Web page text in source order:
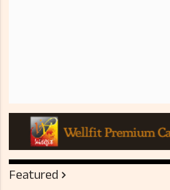
Featured